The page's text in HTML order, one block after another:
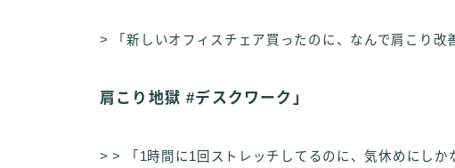
> 「新しいオフィスチェア買ったのに、なんで肩こり
肩こり地獄 #デスクワーク」
> > 「1時間に1回ストレッチしてるのに、気休めにし